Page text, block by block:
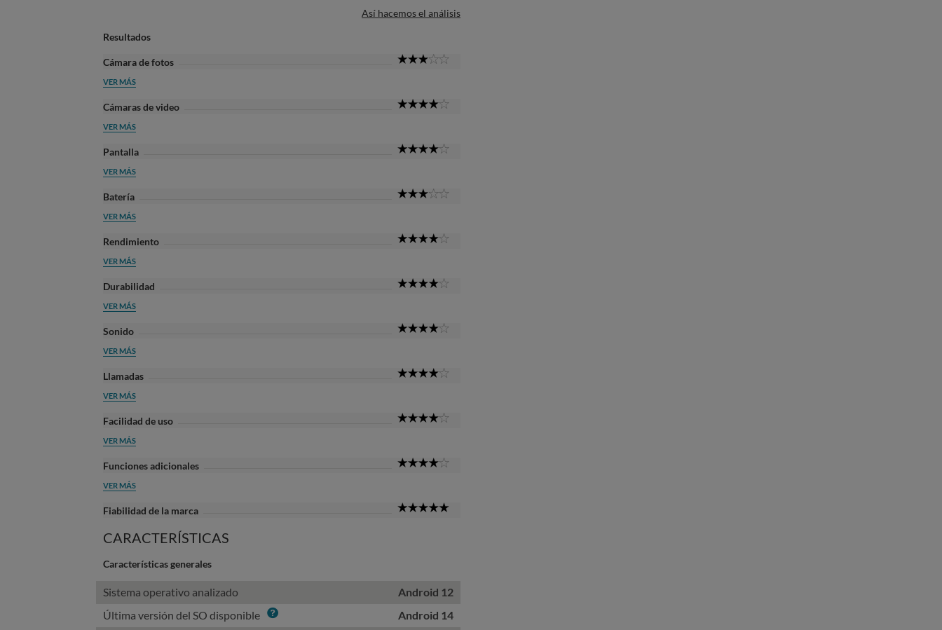
Así hacemos el análisis
Resultados
Cámara de fotos
VER MÁS
Cámaras de video
VER MÁS
Pantalla
VER MÁS
Batería
VER MÁS
Rendimiento
VER MÁS
Durabilidad
VER MÁS
Sonido
VER MÁS
Llamadas
VER MÁS
Facilidad de uso
VER MÁS
Funciones adicionales
VER MÁS
Fiabilidad de la marca
CARACTERÍSTICAS
Características generales
Sistema operativo analizado
Android 12
Última versión del SO disponible Info
Android 14